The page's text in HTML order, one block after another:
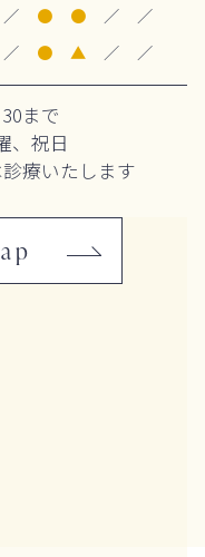
／ ● ● ／ ／
／ ● ▲ ／ ／
まで
、祝日
療いたします